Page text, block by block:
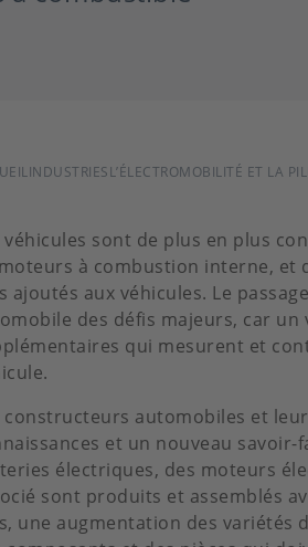
INDUSTRIESL’ÉLECTROMOBILITÉ ET LA
véhicules sont de plus en plus
à combustion interne, et
ajoutés aux véhicules. Le
des défis majeurs, car
qui mesurent et
constructeurs automobiles et
et un nouveau
électriques, des moteurs
sont produits et assemblés
une augmentation des variétés